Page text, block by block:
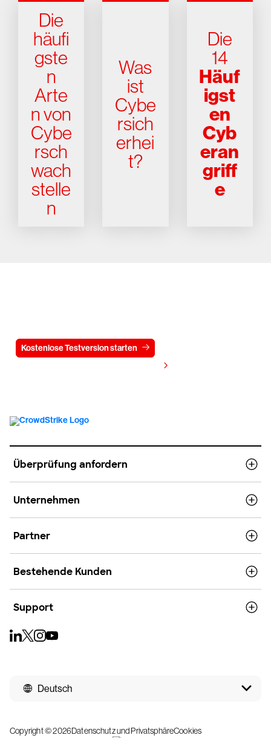
Die
häufi
gste
n
Arte
n von
Cybe
rsch
wach
stelle
n
Was
ist
Cybe
rsich
erhei
t?
Die
14
Häuf
igst
en
Cyb
eran
griff
e
Kostenlose Testversion starten
Überprüfung anfordern
Unternehmen
Partner
Bestehende Kunden
Support
Deutsch
Copyright © 2026Datenschutz und PrivatsphäreCookies